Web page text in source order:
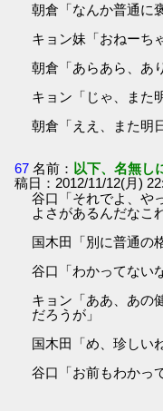
朝倉「なんか普通に
キョン妹「おねーち
朝倉「あらあら、あ
キョン「じゃ、また
朝倉「ええ、また明
67 名前： 以下、名無し
稿日：2012/11/12(月)
谷口「それでよ、や
よさがあるんだなこ
国木田「別に普通の
谷口「わかってない
キョン「ああ、あの
だろうが」
国木田「め、珍しい
谷口「お前もわかっ